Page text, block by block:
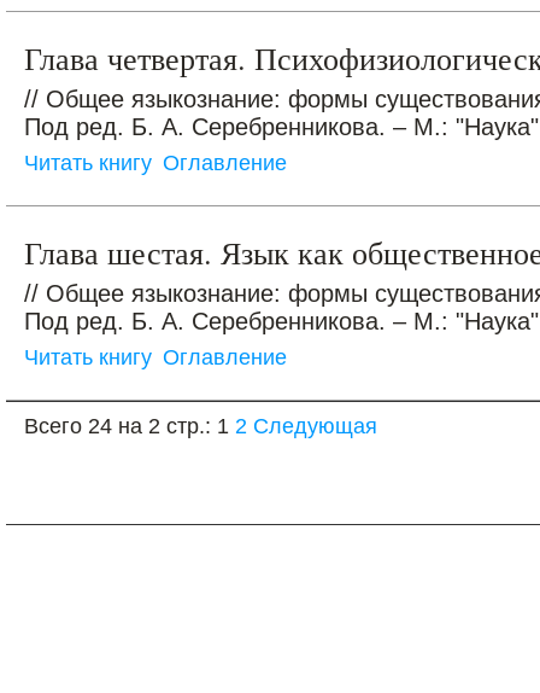
Глава четвертая.
// Общее языкознание: формы
Под ред. Б. А. Серебренникова. – М.:
Читать книгу Оглавление
Глава шестая. Язык как
// Общее языкознание: формы
Под ред. Б. А. Серебренникова. – М.:
Читать книгу Оглавление
Всего 24 на 2 стр.: 1 2 Следующая